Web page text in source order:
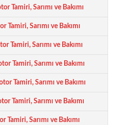
Tamiri, Sarımı ve Bakımı
Tamiri, Sarımı ve Bakımı
Tamiri, Sarımı ve Bakımı
Tamiri, Sarımı ve Bakımı
Tamiri, Sarımı ve Bakımı
Tamiri, Sarımı ve Bakımı
Sarımı ve Bakımı